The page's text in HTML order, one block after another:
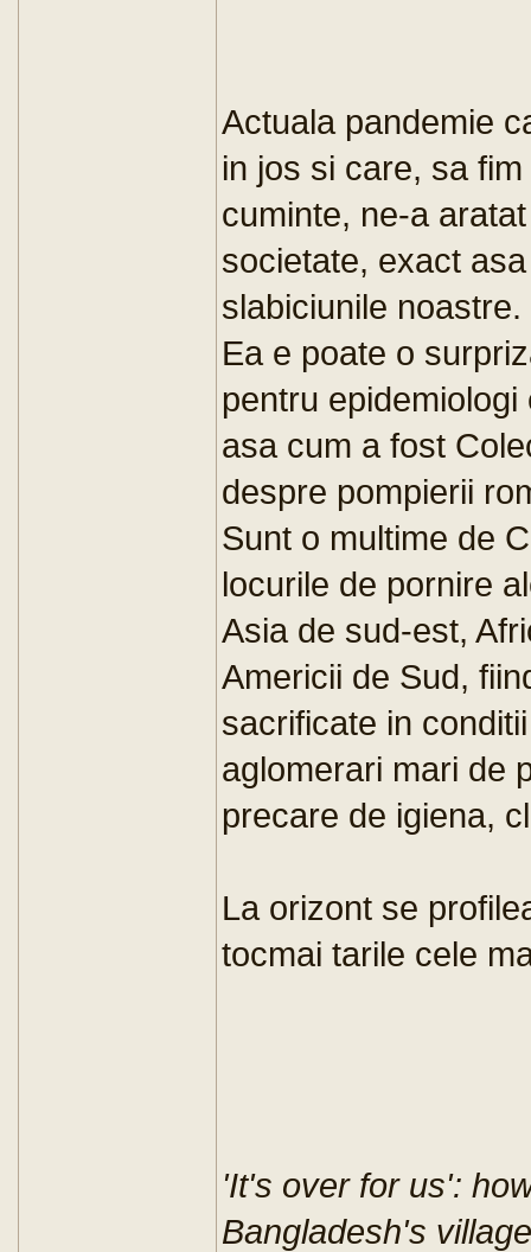
Actuala pandemie
in jos si care, sa
cuminte, ne-a
societate, exact
slabiciunile noastre.
Ea e poate o
pentru
asa cum a fost
despre pompierii
Sunt o multime de
locurile de pornire
Asia de sud-est,
Americii de Sud,
sacrificate in
aglomerari mari de
precare de igiena,
La orizont se
tocmai tarile cele
'It's over for us':
Bangladesh's